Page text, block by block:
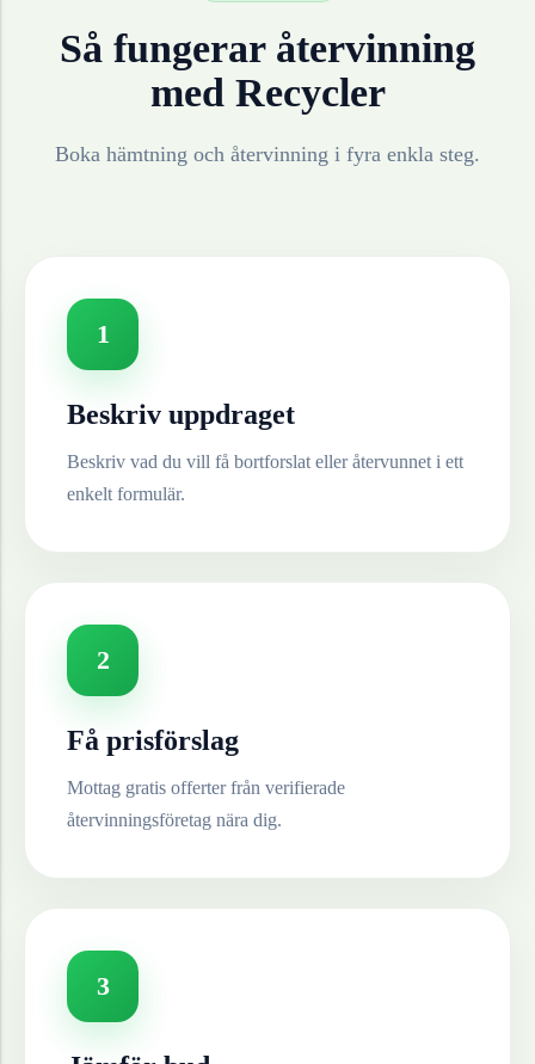
Så fungerar återvinning
med Recycler
Boka hämtning och återvinning i fyra enkla steg.
1
Beskriv uppdraget
Beskriv vad du vill få bortforslat eller återvunnet i ett
enkelt formulär.
2
Få prisförslag
Mottag gratis offerter från verifierade
återvinningsföretag nära dig.
3